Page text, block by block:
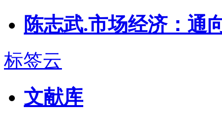
陈志武.市场经济：通
标签云
文献库